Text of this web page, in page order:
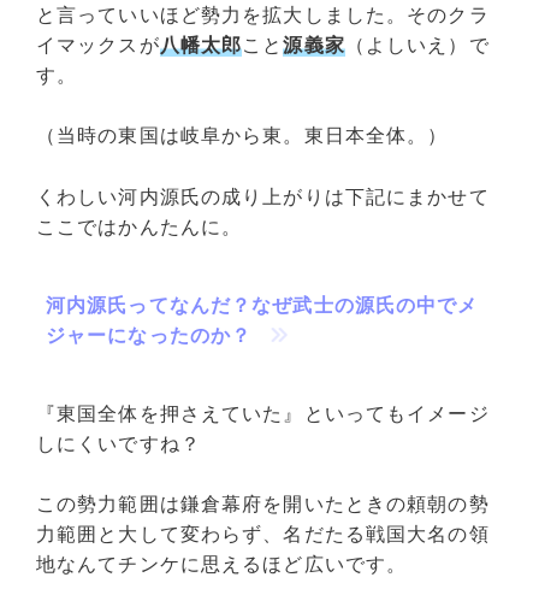
と言っていいほど勢力を拡大しました。そのクラ
イマックスが八幡太郎こと源義家（よしいえ）で
す。
（当時の東国は岐阜から東。東日本全体。）
くわしい河内源氏の成り上がりは下記にまかせて
ここではかんたんに。
河内源氏ってなんだ？なぜ武士の源氏の中でメ
ジャーになったのか？
『東国全体を押さえていた』といってもイメージ
しにくいですね？
この勢力範囲は鎌倉幕府を開いたときの頼朝の勢
力範囲と大して変わらず、名だたる戦国大名の領
地なんてチンケに思えるほど広いです。